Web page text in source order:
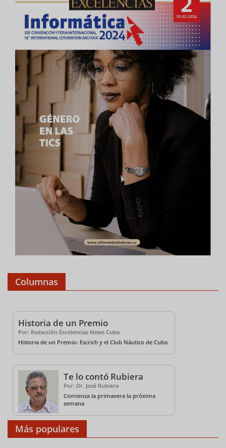
Columnas
Historia de un Premio
Por: Redacción Excelencias News Cuba
Historia de un Premio: Escrich y el Club Náutico de Cuba
Te lo contó Rubiera
Por: Dr. José Rubiera
Comienza la primavera la próxima
semana
Más populares